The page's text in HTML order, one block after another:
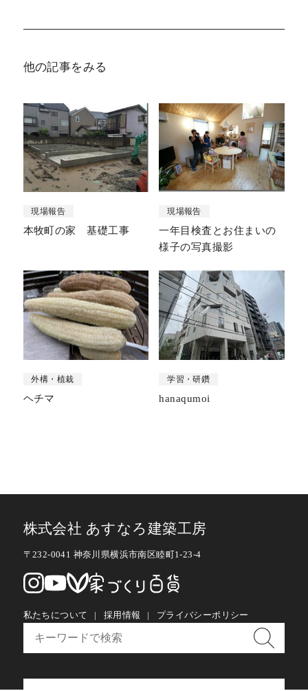
他の記事をみる
現場報告
本牧町の家 基礎工事
現場報告
一年目検査とお住まいの
様子の写真撮影
外構・植栽
ヘチマ
学習・研鑽
hanaqumoi
株式会社 あすなろ建築工房
〒232-0041 神奈川県横浜市南区睦町1-23-4
私たちについて 採用情報 プライバシーポリシー